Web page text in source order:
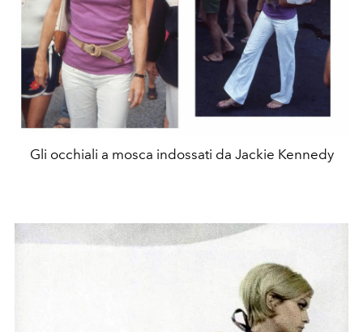
Gli occhiali a mosca indossati da Jackie Kennedy